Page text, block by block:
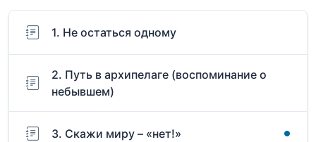
1. Не остаться одному
2. Путь в архипелаге (воспоминание о
небывшем)
3. Скажи миру – «нет!»